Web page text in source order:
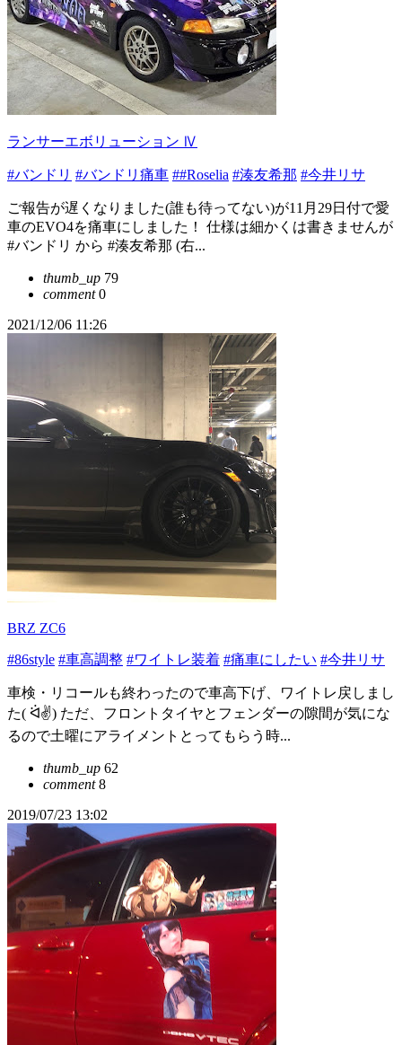
ランサーエボリューション Ⅳ
#バンドリ #バンドリ痛車 ##Roselia #湊友希那 #今井リサ
ご報告が遅くなりました(誰も待ってない)が11月29日付で愛
車のEVO4を痛車にしました！ 仕様は細かくは書きませんが
#バンドリ から #湊友希那 (右...
thumb_up 79
comment0
2021/12/06 11:26
BRZ ZC6
#86style #車高調整 #ワイトレ装着 #痛車にしたい #今井リサ
車検・リコールも終わったので車高下げ、ワイトレ戻しまし
た( ᐛ✌️) ただ、フロントタイヤとフェンダーの隙間が気にな
るので土曜にアライメントとってもらう時...
thumb_up 62
comment8
2019/07/23 13:02